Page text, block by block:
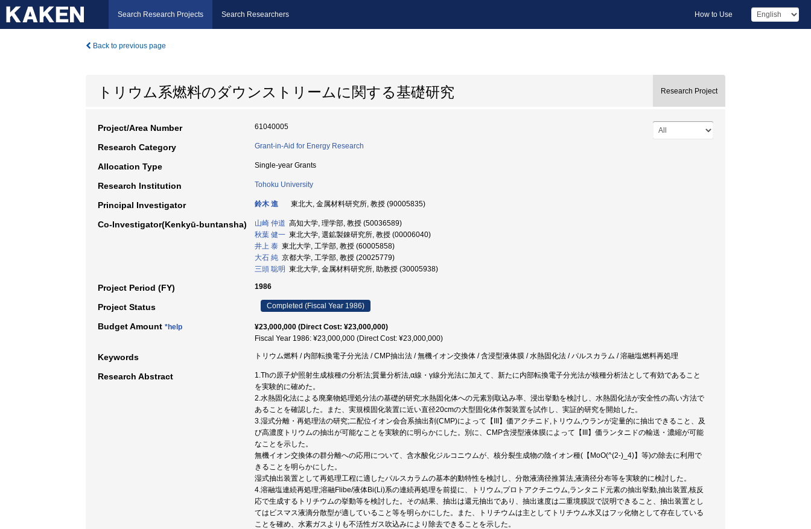
Search Research Projects Search Researchers How to Use
Back to previous page
トリウム系燃料のダウンストリームに関する基礎研究 Research Project
Project/Area Number 61040005
Research Category Grant-in-Aid for Energy Research
Allocation Type Single-year Grants
Research Institution Tohoku University
Principal Investigator 鈴木 進 東北大, 金属材料研究所, 教授 (90005835)
Co-Investigator(Kenkyū-buntansha) 山崎 仲道 高知大学, 理学部, 教授 (50036589)
秋葉 健一 東北大学, 選鉱製錬研究所, 教授 (00006040)
井上 泰 東北大学, 工学部, 教授 (60005858)
大石 純 京都大学, 工学部, 教授 (20025779)
三頭 聡明 東北大学, 金属材料研究所, 助教授 (30005938)
Project Period (FY) 1986
Project Status Completed (Fiscal Year 1986)
Budget Amount *help
¥23,000,000 (Direct Cost: ¥23,000,000)
Fiscal Year 1986: ¥23,000,000 (Direct Cost: ¥23,000,000)
Keywords トリウム燃料 / 内部転換電子分光法 / CMP抽出法 / 無機イオン交換体 / 含浸型液体膜 / 水熱固化法 / パルスカラム / 溶融塩燃料再処理
Research Abstract
1.Thの原子炉照射生成核種の分析法;質量分析法,α線・γ線分光法に加えて、新たに内部転換電子分光法が核種分析法として有効であること
を実験的に確めた。
2.水熱固化法による廃棄物処理処分法の基礎的研究;水熱固化体への元素別取込み率、浸出挙動を検討し、水熱固化法が安全性の高い方法で
あることを確認した。また、実規模固化装置に近い直径20cmの大型固化体作製装置を試作し、実証的研究を開始した。
3.湿式分離・再処理法の研究;二配位イオン会合系抽出剤(CMP)によって【III】価アクチニド,トリウム,ウランが定量的に抽出できること、及
び高濃度トリウムの抽出が可能なことを実験的に明らかにした。別に、CMP含浸型液体膜によって【III】価ランタニドの輸送・濃縮が可能
なことを示した。
無機イオン交換体の群分離への応用について、含水酸化ジルコニウムが、核分裂生成物の陰イオン種(【MoO(^(2-)_4)】等)の除去に利用で
きることを明らかにした。
湿式抽出装置として再処理工程に適したパルスカラムの基本的動特性を検討し、分散液滴径推算法,液滴径分布等を実験的に検討した。
4.溶融塩連続再処理;溶融Flibe/液体Bi(Li)系の連続再処理を前提に、トリウム,プロトアクチニウム,ランタニド元素の抽出挙動,抽出装置,核反
応で生成するトリチウムの挙動等を検討した。その結果、抽出は還元抽出であり、抽出速度は二重境膜説で説明できること、抽出装置とし
てはビスマス液滴分散型が適していること等を明らかにした。また、トリチウムは主としてトリチウム水又はフッ化物として存在している
ことを確め、水素ガスよりも不活性ガス吹込みにより除去できることを示した。